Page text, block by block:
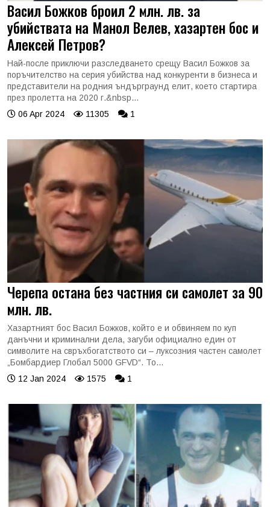
Васил Божков броил 2 млн. лв. за
убийствата на Манол Велев, хазартен бос и
Алексей Петров?
Най-после приключи разследването срещу Васил Божков за
поръчителство на серия убийства над конкуренти в бизнеса и
представители на родния ъндърграунд елит, което стартира
през пролетта на 2020 г.&nbsp...
06 Apr 2024
11305 1
Черепа остана без частния си самолет за 90
млн. лв.
Хазартният бос Васил Божков, който е и обвиняем по куп
данъчни и криминални дела, загуби официално един от
символите на свръхбогатството си – луксозния частен самолет
„Бомбардиер Глобал 5000 GFVD“. То...
12 Jan 2024
1575 1